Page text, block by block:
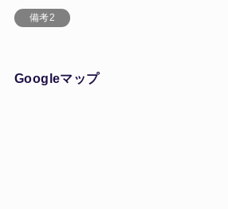
備考2
Googleマップ